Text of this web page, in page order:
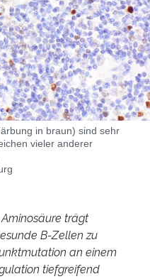
in braun) sind sehr
vieler anderer
trägt
B-Zellen zu
an einem
tiefgreifend